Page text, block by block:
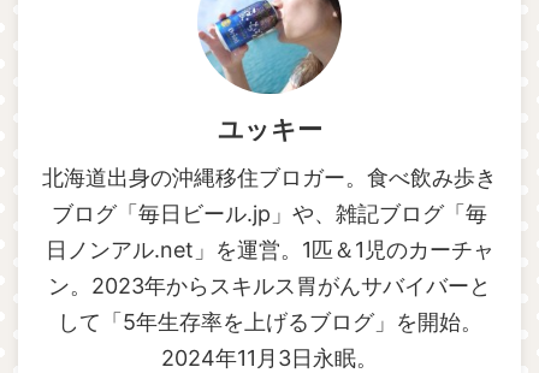
ユッキー
北海道出身の沖縄移住ブロガー。食べ飲み歩き
ブログ「毎日ビール.jp」や、雑記ブログ「毎
日ノンアル.net」を運営。1匹＆1児のカーチャ
ン。2023年からスキルス胃がんサバイバーと
して「5年生存率を上げるブログ」を開始。
2024年11月3日永眠。